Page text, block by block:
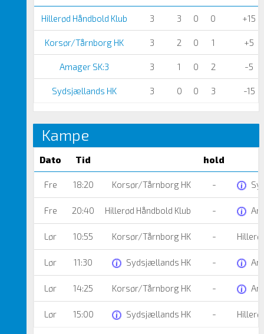
Hillerød Håndbold Klub 3 3 0 0 +15
Korsør/Tårnborg HK 3 2 0 1 +5
Amager SK:3 3 1 0 2 -5
Sydsjællands HK 3 0 0 3 -15
Kampe
Dato Tid hold
Fre 18:20 Korsør/Tårnborg HK -
Fre 20:40 Hillerød Håndbold Klub -
Lør 10:55 Korsør/Tårnborg HK -
Lør 11:30 Sydsjællands HK -
Lør 14:25 Korsør/Tårnborg HK -
Lør 15:00 Sydsjællands HK -